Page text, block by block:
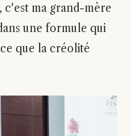
c'est ma grand-mère
une formule qui
que la créolité